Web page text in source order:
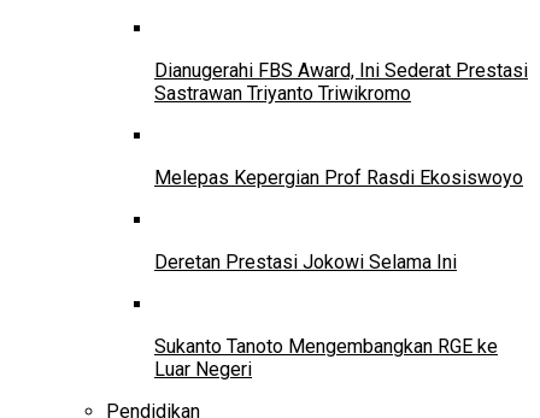
Dianugerahi FBS Award, Ini Sederat Prestasi
Sastrawan Triyanto Triwikromo
Melepas Kepergian Prof Rasdi Ekosiswoyo
Deretan Prestasi Jokowi Selama Ini
Sukanto Tanoto Mengembangkan RGE ke
Luar Negeri
Pendidikan